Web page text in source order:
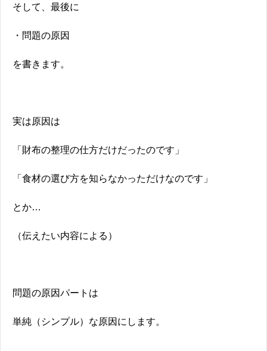
そして、最後に
・問題の原因
を書きます。
実は原因は
「財布の整理の仕方だけだったのです」
「食材の選び方を知らなかっただけなのです」
とか…
（伝えたい内容による）
問題の原因パートは
単純（シンプル）な原因にします。